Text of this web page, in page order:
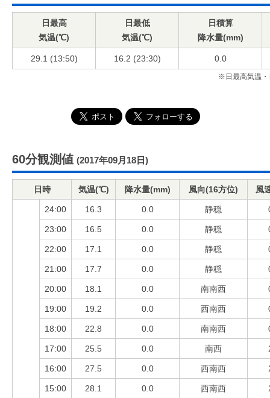
日最高
気温(℃)
日最低
気温(℃)
日積算
降水量(mm)
29.1 (13:50) 16.2 (23:30) 0.0
※日最高気温・
60分観測値 (2017年09月18日)
日時 気温(℃) 降水量(mm) 風向(16方位) 風
24:00 16.3 0.0 静穏
23:00 16.5 0.0 静穏
22:00 17.1 0.0 静穏
21:00 17.7 0.0 静穏
20:00 18.1 0.0 南南西
19:00 19.2 0.0 西南西
18:00 22.8 0.0 南南西
17:00 25.5 0.0 南西
16:00 27.5 0.0 西南西
15:00 28.1 0.0 西南西